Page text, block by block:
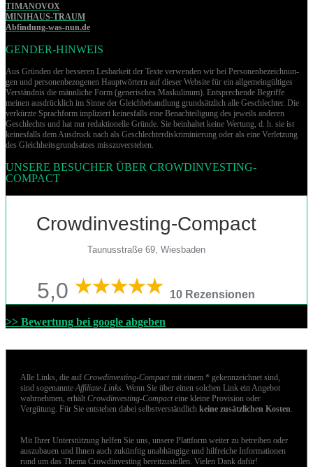
TIMANOVOX
MINIHAUS-TRAUM
Abfindung-was-nun.de
GENDER-HINWEIS
Aus Gründen der besseren Lesbarkeit der Texte verwenden wir bei Per­so­nen­be­zeich­nun­
gen und per­so­nen­be­zo­ge­nen Hauptwörtern auf dieser Website für ein allgemeingültiges
Verständnis die männliche Form (generisches Maskulinum). Entsprechende Begriffe
meinen ausdrücklich im Sinne der Gleichbehandlung grund­sätz­lich alle Geschlechter. Die
verkürzte Sprachform impliziert keinesfalls eine Benachteiligung des jeweils anderen
Geschlechts und hat nur redaktionelle Gründe. Sie beinhaltet keine Wertung, d. h. sie ist
keinesfalls dem Ausdruck nach als Geschlechterdiskriminierung oder als eine Verletzung
des Gleich­heits­grund­sat­zes misszuverstehen.
UNSERE BESUCHER ÜBER CROWDINVESTING-
COMPACT
Crowdinvesting-Compact
Taunusstraße 69, Wiesbaden
5,0 10 Rezensionen
>> Bewertung bei google abgeben
Alle Links, die auf Crowdinvesting-Compactmit einem * gekennzeichnet sind,
sind sogenannte Affiliate-Links . Wenn Sie über einen solchen Link ein Angebot
wahrnehmen, erhält Crowdinvesting-Compacteine kleine Provision oder
Vergütung. Für Sie entstehen dabei selbstverständlich keine zusätzlichen Kosten
Mit Ihrer Unterstützung helfen Sie uns, unsere Plattform weiter zu betreiben oder
auszubauen und Ihnen auch zukünftig unabhängige und hilfreiche Informationen
rund um das Thema Crowdinvesting bereitzustellen. Vielen Dank dafür!